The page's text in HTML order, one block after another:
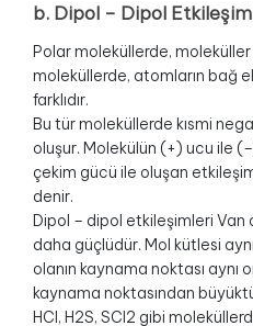
b. Dipol – Dipol
Polar moleküllerde,
moleküllerde, atomların bağ
farklıdır.
Bu tür moleküllerde kısmi
oluşur. Molekülün (+) ucu ile
çekim gücü ile oluşan
denir.
Dipol – dipol etkileşimleri
daha güçlüdür. Mol kütlesi
olanın kaynama noktası
kaynama noktasından
HCI, H2S, SCI2 gibi